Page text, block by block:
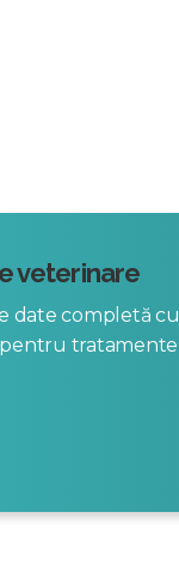
veterinare
date completă cu
tratamente